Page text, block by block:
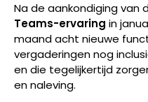
Na de aankondiging van
Teams-ervaring in
maand acht nieuwe
vergaderingen nog
en die tegelijkertijd
en naleving.